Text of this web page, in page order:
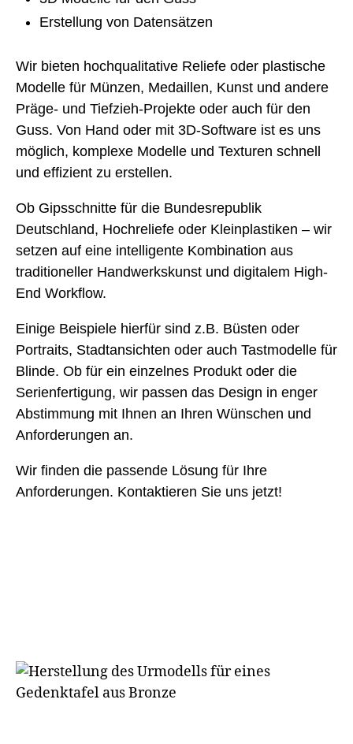
Erstellung von Datensätzen
Wir bieten hochqualitative Reliefe oder plastische
Modelle für Münzen, Medaillen, Kunst und andere
Präge- und Tiefzieh-Projekte oder auch für den
Guss. Von Hand oder mit 3D-Software ist es uns
möglich, komplexe Modelle und Texturen schnell
und effizient zu erstellen.
Ob Gipsschnitte für die Bundesrepublik
Deutschland, Hochreliefe oder Kleinplastiken – wir
setzen auf eine intelligente Kombination aus
traditioneller Handwerkskunst und digitalem High-
End Workflow.
Einige Beispiele hierfür sind z.B. Büsten oder
Portraits, Stadtansichten oder auch Tastmodelle für
Blinde. Ob für ein einzelnes Produkt oder die
Serienfertigung, wir passen das Design in enger
Abstimmung mit Ihnen an Ihren Wünschen und
Anforderungen an.
Wir finden die passende Lösung für Ihre
Anforderungen. Kontaktieren Sie uns jetzt!